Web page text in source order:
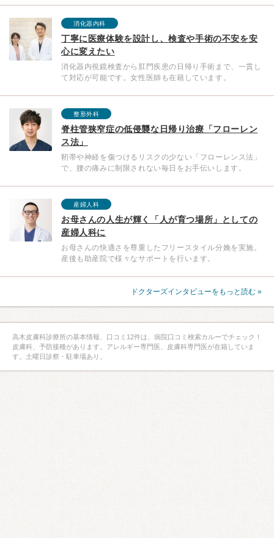
消化器内科
丁寧に医療体験を設計し、検査や手術の不安を安
心に変えたい
消化器内視鏡検査から肛門疾患の日帰り手術まで、一貫し
て対応が可能です。女性医師も在籍しています。
整形外科
脊柱管狭窄症の低侵襲な日帰り治療「フローレン
ス法」
靭帯や神経を傷つけるリスクの少ない「フローレンス法」
で、腰の痛みに制限されない毎日をお手伝いします。
産婦人科
お母さんの人生が輝く「人が育つ場所」としての
産婦人科に
お母さんの快適さを尊重したフリースタイル分娩を実施。
産後も助産院で様々なサポートを行います。
ドクターズインタビューをもっと読む »
高木皮膚科診療所の基本情報、口コミ12件は、病院口コミ検索カルーでチェック！
皮膚科、予防接種があります。アレルギー専門医、皮膚科専門医が在籍していま
す。土曜日診察・駐車場あり。